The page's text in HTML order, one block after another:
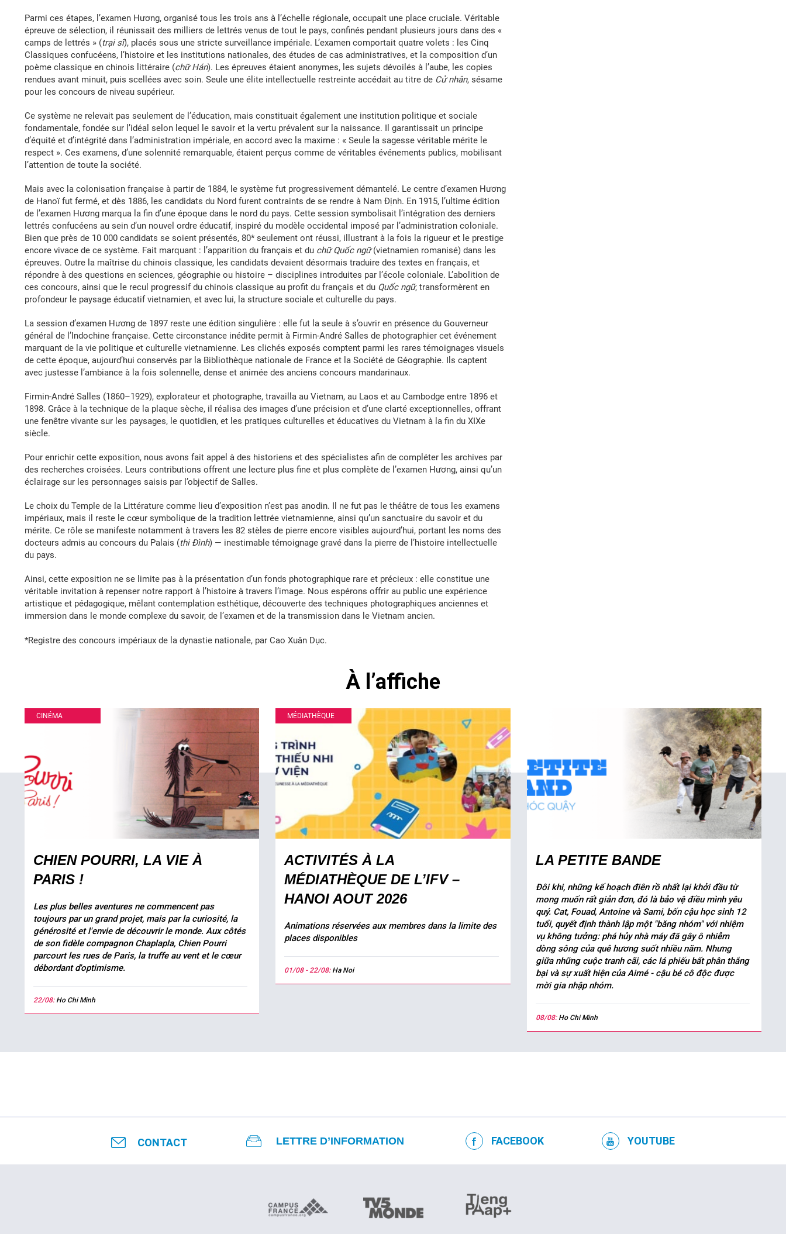
Parmi ces étapes, l’examen Hương, organisé tous les trois ans à l’échelle régionale, occupait une place cruciale. Véritable
épreuve de sélection, il réunissait des milliers de lettrés venus de tout le pays, confinés pendant plusieurs jours dans des «
camps de lettrés » (trại sĩ), placés sous une stricte surveillance impériale. L’examen comportait quatre volets : les Cinq
Classiques confucéens, l’histoire et les institutions nationales, des études de cas administratives, et la composition d’un
poème classique en chinois littéraire (chữ Hán). Les épreuves étaient anonymes, les sujets dévoilés à l’aube, les copies
rendues avant minuit, puis scellées avec soin. Seule une élite intellectuelle restreinte accédait au titre de Cử nhân, sésame
pour les concours de niveau supérieur.
Ce système ne relevait pas seulement de l’éducation, mais constituait également une institution politique et sociale
fondamentale, fondée sur l’idéal selon lequel le savoir et la vertu prévalent sur la naissance. Il garantissait un principe
d’équité et d’intégrité dans l’administration impériale, en accord avec la maxime : « Seule la sagesse véritable mérite le
respect ». Ces examens, d’une solennité remarquable, étaient perçus comme de véritables événements publics, mobilisant
l’attention de toute la société.
Mais avec la colonisation française à partir de 1884, le système fut progressivement démantelé. Le centre d’examen Hương
de Hanoï fut fermé, et dès 1886, les candidats du Nord furent contraints de se rendre à Nam Định. En 1915, l’ultime édition
de l’examen Hương marqua la fin d’une époque dans le nord du pays. Cette session symbolisait l’intégration des derniers
lettrés confucéens au sein d’un nouvel ordre éducatif, inspiré du modèle occidental imposé par l’administration coloniale.
Bien que près de 10 000 candidats se soient présentés, 80* seulement ont réussi, illustrant à la fois la rigueur et le prestige
encore vivace de ce système. Fait marquant : l’apparition du français et du chữ Quốc ngữ(vietnamien romanisé) dans les
épreuves. Outre la maîtrise du chinois classique, les candidats devaient désormais traduire des textes en français, et
répondre à des questions en sciences, géographie ou histoire – disciplines introduites par l’école coloniale. L’abolition de
ces concours, ainsi que le recul progressif du chinois classique au profit du français et du Quốc ngữ, transformèrent en
profondeur le paysage éducatif vietnamien, et avec lui, la structure sociale et culturelle du pays.
La session d’examen Hương de 1897 reste une édition singulière : elle fut la seule à s’ouvrir en présence du Gouverneur
général de l’Indochine française. Cette circonstance inédite permit à Firmin-André Salles de photographier cet événement
marquant de la vie politique et culturelle vietnamienne. Les clichés exposés comptent parmi les rares témoignages visuels
de cette époque, aujourd’hui conservés par la Bibliothèque nationale de France et la Société de Géographie. Ils captent
avec justesse l’ambiance à la fois solennelle, dense et animée des anciens concours mandarinaux.
Firmin-André Salles (1860–1929), explorateur et photographe, travailla au Vietnam, au Laos et au Cambodge entre 1896 et
1898. Grâce à la technique de la plaque sèche, il réalisa des images d’une précision et d’une clarté exceptionnelles, offrant
une fenêtre vivante sur les paysages, le quotidien, et les pratiques culturelles et éducatives du Vietnam à la fin du XIXe
siècle.
Pour enrichir cette exposition, nous avons fait appel à des historiens et des spécialistes afin de compléter les archives par
des recherches croisées. Leurs contributions offrent une lecture plus fine et plus complète de l’examen Hương, ainsi qu’un
éclairage sur les personnages saisis par l’objectif de Salles.
Le choix du Temple de la Littérature comme lieu d’exposition n’est pas anodin. Il ne fut pas le théâtre de tous les examens
impériaux, mais il reste le cœur symbolique de la tradition lettrée vietnamienne, ainsi qu’un sanctuaire du savoir et du
mérite. Ce rôle se manifeste notamment à travers les 82 stèles de pierre encore visibles aujourd’hui, portant les noms des
docteurs admis au concours du Palais (thi Đình) — inestimable témoignage gravé dans la pierre de l’histoire intellectuelle
du pays.
Ainsi, cette exposition ne se limite pas à la présentation d’un fonds photographique rare et précieux : elle constitue une
véritable invitation à repenser notre rapport à l’histoire à travers l’image. Nous espérons offrir au public une expérience
artistique et pédagogique, mêlant contemplation esthétique, découverte des techniques photographiques anciennes et
immersion dans le monde complexe du savoir, de l’examen et de la transmission dans le Vietnam ancien.
*Registre des concours impériaux de la dynastie nationale, par Cao Xuân Dục.
À l’affiche
CINÉMA
CHIEN POURRI, LA VIE À
PARIS !
Les plus belles aventures ne commencent pas
toujours par un grand projet, mais par la curiosité, la
générosité et l'envie de découvrir le monde. Aux côtés
de son fidèle compagnon Chaplapla, Chien Pourri
parcourt les rues de Paris, la truffe au vent et le cœur
débordant d'optimisme.
22/08: Ho Chi Minh
MÉDIATHÈQUE
ACTIVITÉS À LA
MÉDIATHÈQUE DE L’IFV –
HANOI AOUT 2026
Animations réservées aux membres dans la limite des
places disponibles
01/08 - 22/08: Ha Noi
LA PETITE BANDE
Đôi khi, những kế hoạch điên rồ nhất lại khởi đầu từ
mong muốn rất giản đơn, đó là bảo vệ điều mình yêu
quý. Cat, Fouad, Antoine và Sami, bốn cậu học sinh 12
tuổi, quyết định thành lập một "băng nhóm" với nhiệm
vụ không tưởng: phá hủy nhà máy đã gây ô nhiễm
dòng sông của quê hương suốt nhiều năm. Nhưng
giữa những cuộc tranh cãi, các lá phiếu bất phân thắng
bại và sự xuất hiện của Aimé - cậu bé cô độc được
mời gia nhập nhóm.
08/08: Ho Chi Minh
CONTACT LETTRE D’INFORMATION FACEBOOK YOUTUBE